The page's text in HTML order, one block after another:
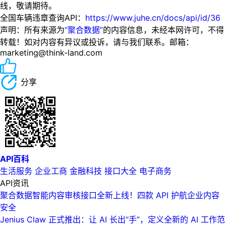
线，敬请期待。
全国车辆违章查询API： https://www.juhe.cn/docs/api/id/36
声明：所有来源为“聚合数据”的内容信息，未经本网许可，不得
转载！如对内容有异议或投诉，请与我们联系。邮箱：
marketing@think-land.com
分享
API百科
生活服务 企业工商 金融科技 接口大全 电子商务
API资讯
聚合数据智能内容审核接口全新上线！四款 API 护航企业内容
安全
Jenius Claw 正式推出：让 AI 长出“手”，定义全新的 AI 工作范